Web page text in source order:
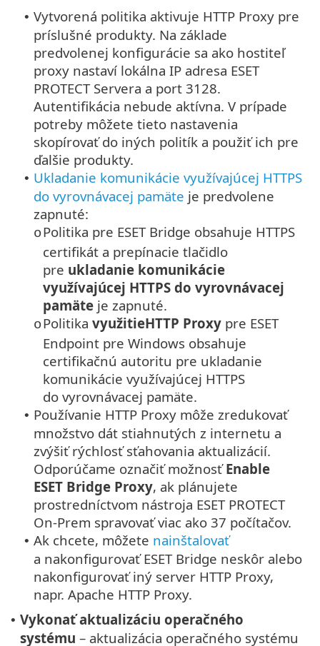
• Vytvorená politika aktivuje HTTP Proxy pre
príslušné produkty. Na základe
predvolenej konfigurácie sa ako hostiteľ
proxy nastaví lokálna IP adresa ESET
PROTECT Servera a port 3128.
Autentifikácia nebude aktívna. V prípade
potreby môžete tieto nastavenia
skopírovať do iných politík a použiť ich pre
ďalšie produkty.
• Ukladanie komunikácie využívajúcej HTTPS
do vyrovnávacej pamäte je predvolene
zapnuté:
oPolitika pre ESET Bridge obsahuje HTTPS
certifikát a prepínacie tlačidlo
pre ukladanie komunikácie
využívajúcej HTTPS do vyrovnávacej
pamäte je zapnuté.
oPolitika využitieHTTP Proxy pre ESET
Endpoint pre Windows obsahuje
certifikačnú autoritu pre ukladanie
komunikácie využívajúcej HTTPS
do vyrovnávacej pamäte.
• Používanie HTTP Proxy môže zredukovať
množstvo dát stiahnutých z internetu a
zvýšiť rýchlosť sťahovania aktualizácií.
Odporúčame označiť možnosťEnable
ESET Bridge Proxy, ak plánujete
prostredníctvom nástroja ESET PROTECT
On-Prem spravovať viac ako 37 počítačov.
• Ak chcete, môžete nainštalovať
a nakonfigurovať ESET Bridge neskôr alebo
nakonfigurovať iný server HTTP Proxy,
napr. Apache HTTP Proxy.
• Vykonať aktualizáciu operačného
systému – aktualizácia operačného systému